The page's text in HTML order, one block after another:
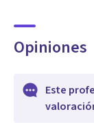
Opiniones
Este